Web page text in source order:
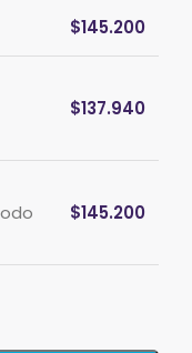
$145.200
$137.940
$145.200